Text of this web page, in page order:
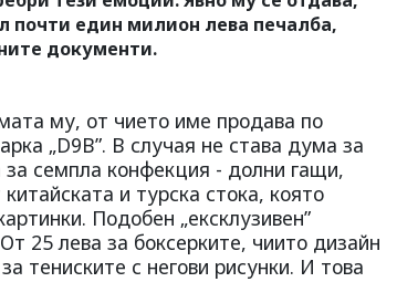
почти един милион лева печалба,
документи.
му, от чието име продава по
„D9B”. В случая не става дума за
семпла конфекция - долни гащи,
и турска стока, която
Подобен „ексклузивен”
25 лева за боксерките, чиито дизайн
тениските с негови рисунки. И това